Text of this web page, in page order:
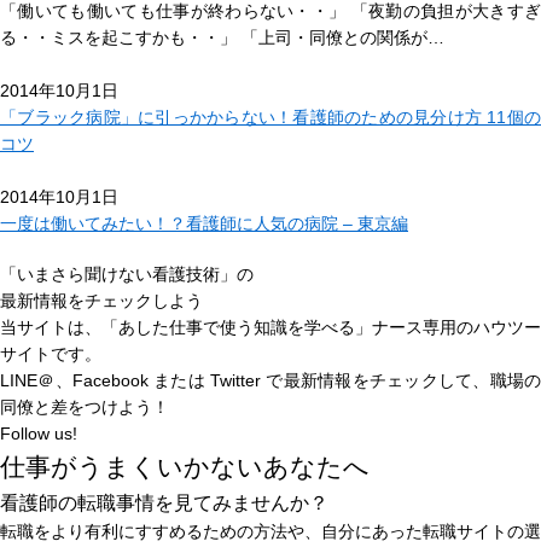
「働いても働いても仕事が終わらない・・」 「夜勤の負担が大きすぎ
る・・ミスを起こすかも・・」 「上司・同僚との関係が…
2014年10月1日
「ブラック病院」に引っかからない！看護師のための見分け方 11個の
コツ
2014年10月1日
一度は働いてみたい！？看護師に人気の病院 – 東京編
「いまさら聞けない看護技術」の
最新情報をチェックしよう
当サイトは、
「あした仕事で使う知識を学べる」 ナース専用のハウツー
サイトです。
LINE＠、Facebook または Twitter で最新情報をチェックして、職場の
同僚と差をつけよう！
Follow us!
仕事がうまくいかないあなたへ
看護師の転職事情を見てみませんか？
転職をより有利にすすめるための方法や、自分にあった転職サイトの選